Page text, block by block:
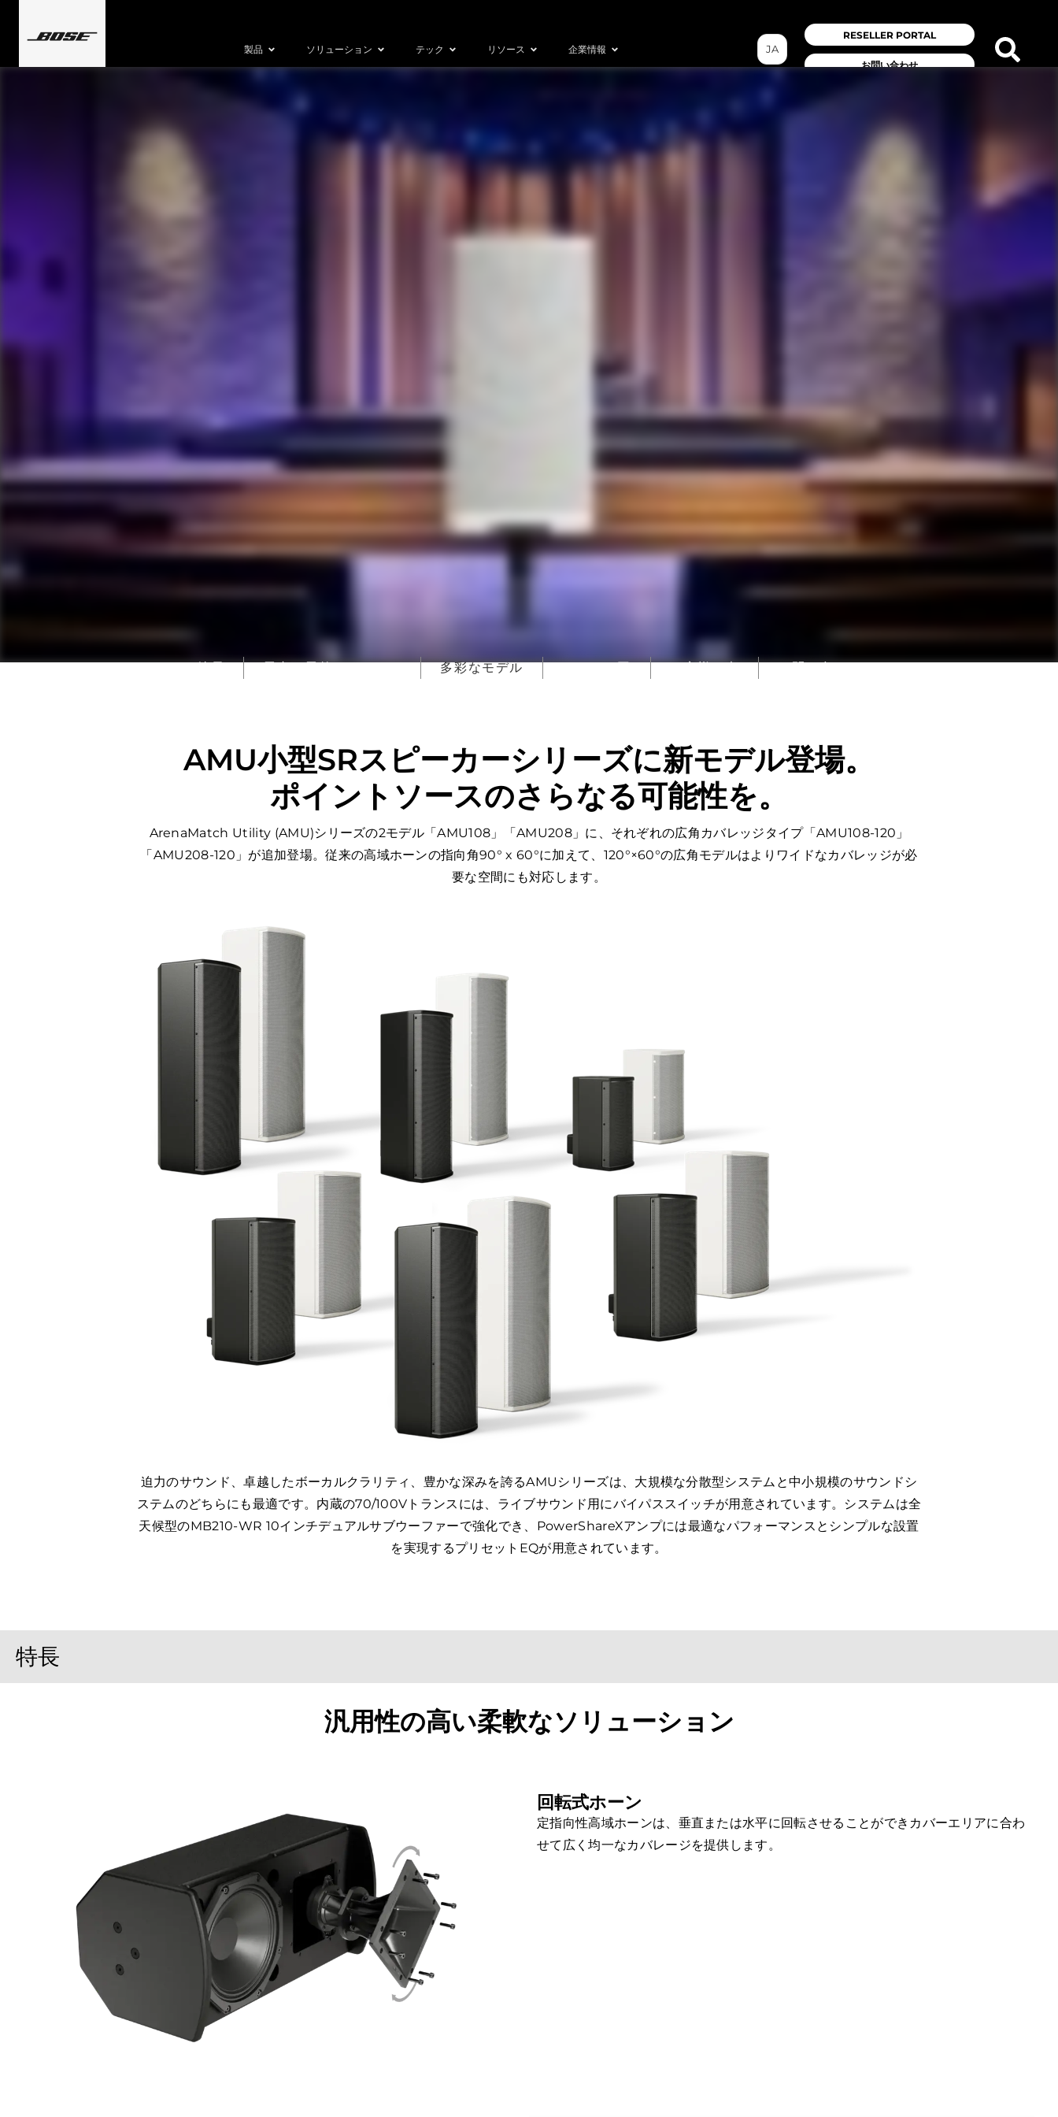
製品 ソリューション テック リソース 企業情報
RESELLER PORTAL
お問い合わせ
JA
特長 屋内、屋外、どこでも 多彩なモデル システム図 お客様の声 お問い合わせ
AMU小型SRスピーカーシリーズに新モデル登場。
ポイントソースのさらなる可能性を。
ArenaMatch Utility (AMU)シリーズの2モデル「AMU108」「AMU208」に、それぞれの広角カバレッジタイプ「AMU108-120」
「AMU208-120」が追加登場。従来の高域ホーンの指向角90° x 60°に加えて、120°×60°の広角モデルはよりワイドなカバレッジが必
要な空間にも対応します。
迫力のサウンド、卓越したボーカルクラリティ、豊かな深みを誇るAMUシリーズは、大規模な分散型システムと中小規模のサウンドシ
ステムのどちらにも最適です。内蔵の70/100Vトランスには、ライブサウンド用にバイパススイッチが用意されています。システムは全
天候型のMB210-WR 10インチデュアルサブウーファーで強化でき、PowerShareXアンプには最適なパフォーマンスとシンプルな設置
を実現するプリセットEQが用意されています。
特長
汎用性の高い柔軟なソリューション
回転式ホーン
定指向性高域ホーンは、垂直または水平に回転させることができカバーエリアに合わ
せて広く均一なカバレージを提供します。